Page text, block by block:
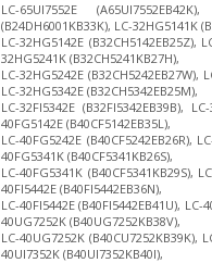
LC-65UI7552E
(B24DH6001KB33K), LC-32HG5141K
LC-32HG5142E (B32CH5142EB25Z),
32HG5241K (B32CH5241KB27H),
LC-32HG5242E (B32CH5242EB27W),
LC-32HG5342E (B32CH5342EB25M),
LC-32FI5342E (B32FI5342EB39B),
40FG5142E (B40CF5142EB35L),
LC-40FG5242E (B40CF5242EB26R),
40FG5341K (B40CF5341KB26S),
LC-40FG5341K (B40CF5341KB29S),
40FI5442E (B40FI5442EB36N),
LC-40FI5442E (B40FI5442EB41U), LC-
40UG7252K (B40UG7252KB38V),
LC-40UG7252K (B40CU7252KB39K),
40UI7352K (B40UI7352KB40I),